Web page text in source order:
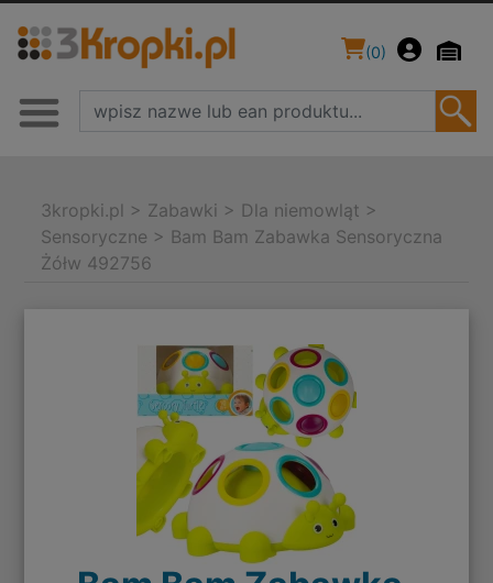
(0)
3kropki.pl > Zabawki > Dla niemowląt >
Sensoryczne > Bam Bam Zabawka Sensoryczna
Żółw 492756